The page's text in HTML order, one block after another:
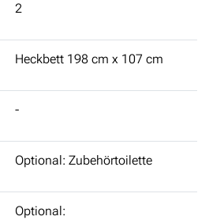
2
Heckbett 198 cm x 107 cm
-
Optional: Zubehörtoilette
Optional: